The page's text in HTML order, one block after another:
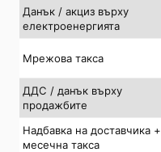
Данък / акциз върху
електроенергията
Мрежова такса
ДДС / данък върху
продажбите
Надбавка на доставчика +
месечна такса